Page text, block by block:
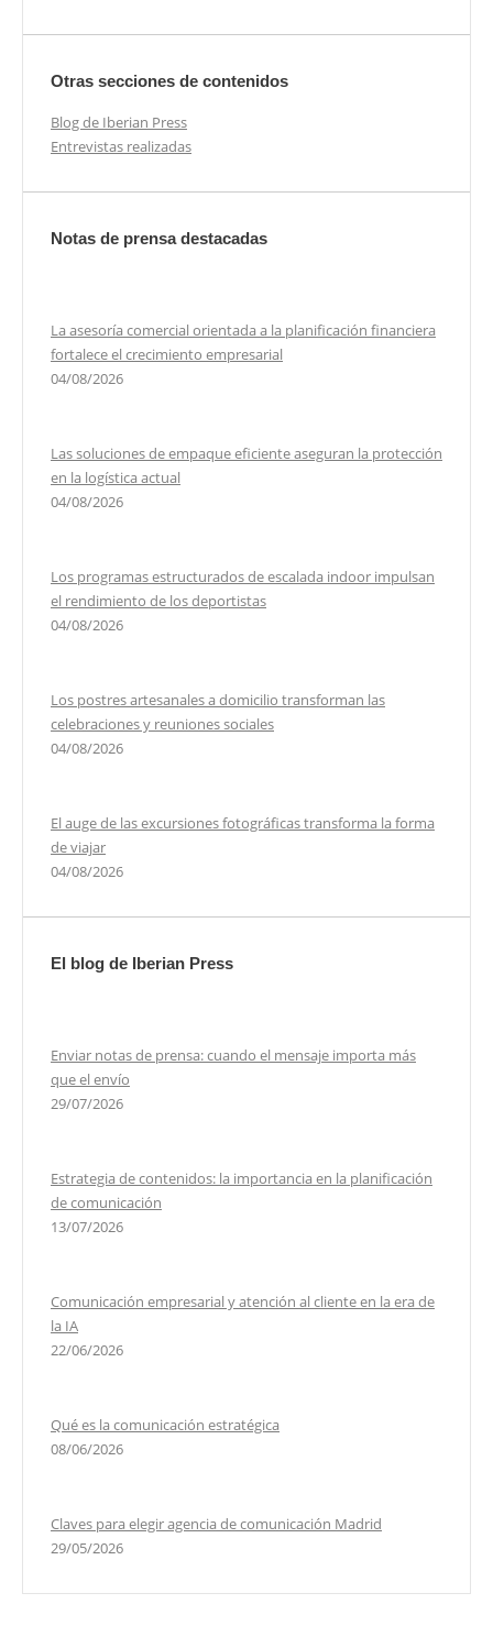
Otras secciones de contenidos
Blog de Iberian Press
Entrevistas realizadas
Notas de prensa destacadas
La asesoría comercial orientada a la planificación financiera
fortalece el crecimiento empresarial
04/08/2026
Las soluciones de empaque eficiente aseguran la protección
en la logística actual
04/08/2026
Los programas estructurados de escalada indoor impulsan
el rendimiento de los deportistas
04/08/2026
Los postres artesanales a domicilio transforman las
celebraciones y reuniones sociales
04/08/2026
El auge de las excursiones fotográficas transforma la forma
de viajar
04/08/2026
El blog de Iberian Press
Enviar notas de prensa: cuando el mensaje importa más
que el envío
29/07/2026
Estrategia de contenidos: la importancia en la planificación
de comunicación
13/07/2026
Comunicación empresarial y atención al cliente en la era de
la IA
22/06/2026
Qué es la comunicación estratégica
08/06/2026
Claves para elegir agencia de comunicación Madrid
29/05/2026